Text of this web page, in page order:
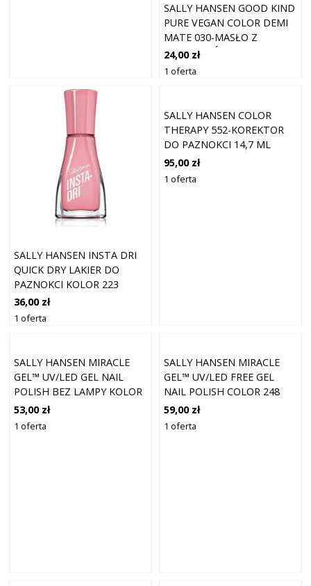
SALLY HANSEN GOOD KIND
PURE VEGAN COLOR DEMI
MATE 030-MASŁO Z
NERKOWCÓW 10 ML
24,00 zł
1 oferta
SALLY HANSEN INSTA DRI
QUICK DRY LAKIER DO
PAZNOKCI KOLOR 223
SUGAR POPPY 9,17 ML
36,00 zł
1 oferta
SALLY HANSEN COLOR
THERAPY 552-KOREKTOR
DO PAZNOKCI 14,7 ML
95,00 zł
1 oferta
SALLY HANSEN MIRACLE
GEL™ UV/LED GEL NAIL
POLISH BEZ LAMPY KOLOR
660 TERRA-COPPA 14,7 ML
53,00 zł
1 oferta
SALLY HANSEN MIRACLE
GEL™ UV/LED FREE GEL
NAIL POLISH COLOR 248
UNCJI CHIFFON A TIME 14,7
ML
59,00 zł
1 oferta